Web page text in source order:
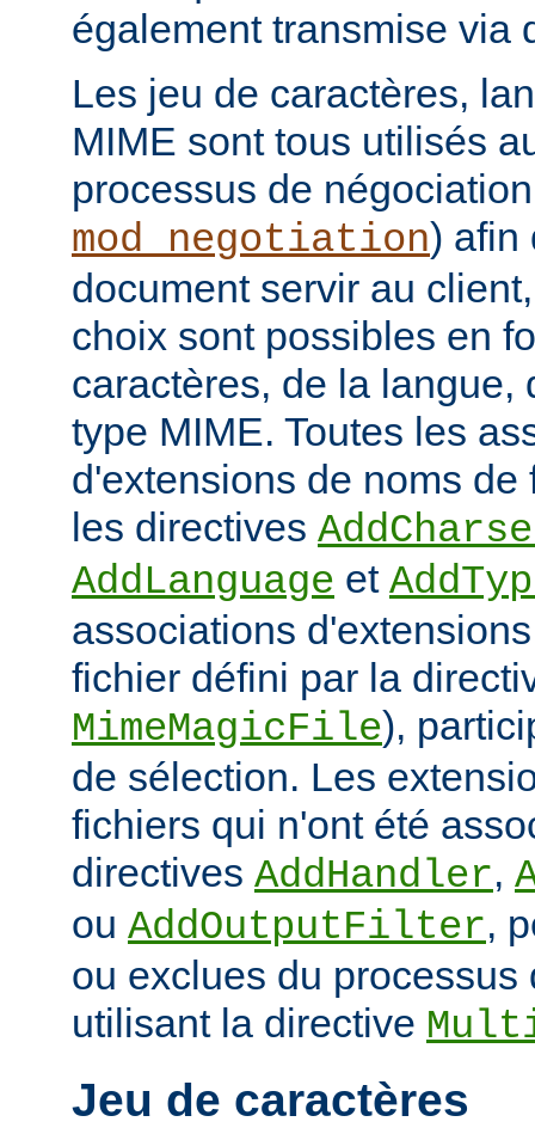
également transmise via
Les jeu de caractères,
MIME sont tous utilisés
processus de
mod_negotiation) afin
document servir au
choix sont possibles en
caractères, de la langue,
type MIME. Toutes les
d'extensions de noms
les directives
AddLanguage et
associations
fichier défini par la
MimeMagicFile),
de sélection. Les
fichiers qui n'ont été
directives AddHandler,
ou AddOutputFilter,
ou exclues du processus
utilisant la directive
Jeu de caractères